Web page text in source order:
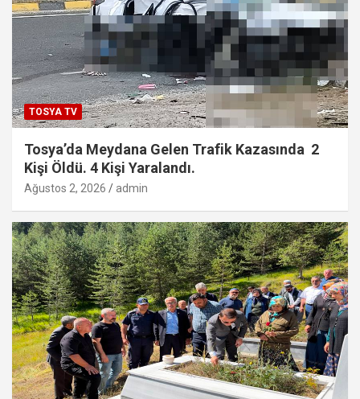
TOSYA TV
Tosya’da Meydana Gelen Trafik Kazasında 2
Kişi Öldü. 4 Kişi Yaralandı.
Ağustos 2, 2026 admin